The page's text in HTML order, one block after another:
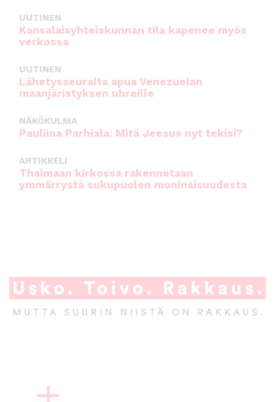
UUTINEN
Kansalaisyhteiskunnan tila kapenee myös
verkossa
UUTINEN
Lähetysseuralta apua Venezuelan
maanjäristyksen uhreille
NÄKÖKULMA
Pauliina Parhiala: Mitä Jeesus nyt tekisi?
ARTIKKELI
Thaimaan kirkossa rakennetaan
ymmärrystä sukupuolen moninaisuudesta